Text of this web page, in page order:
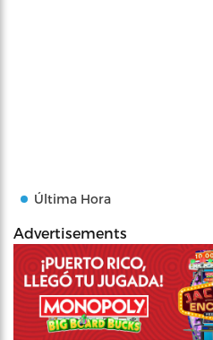
Última Hora
Advertisements